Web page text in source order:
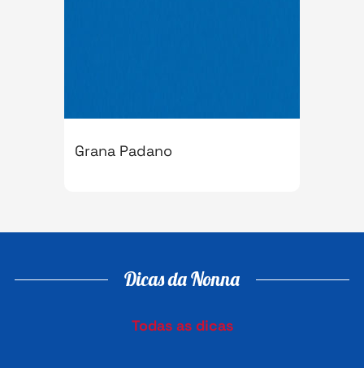
Grana Padano
Dicas da Nonna
Todas as dicas